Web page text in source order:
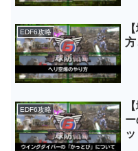
EDF6攻略
方
EDF6攻略
ッ